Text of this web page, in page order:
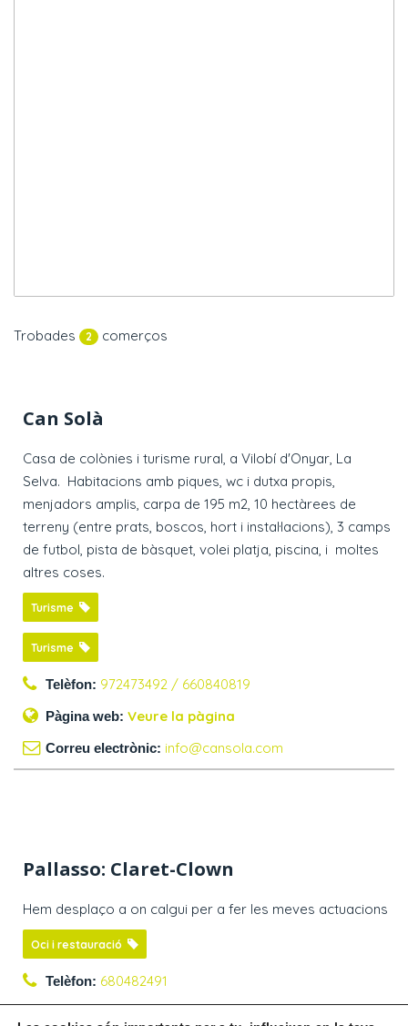
Trobades 2 comerços
Can Solà
Casa de colònies i turisme rural, a Vilobí d'Onyar, La
Selva. Habitacions amb piques, wc i dutxa propis,
menjadors amplis, carpa de 195 m2, 10 hectàrees de
terreny (entre prats, boscos, hort i instal·lacions), 3 camps
de futbol, pista de bàsquet, volei platja, piscina, i moltes
altres coses.
Turisme
Turisme
Telèfon: 972473492 / 660840819
Pàgina web: Veure la pàgina
Correu electrònic: info@cansola.com
Pallasso: Claret-Clown
Hem desplaço a on calgui per a fer les meves actuacions
Oci i restauració
Telèfon: 680482491